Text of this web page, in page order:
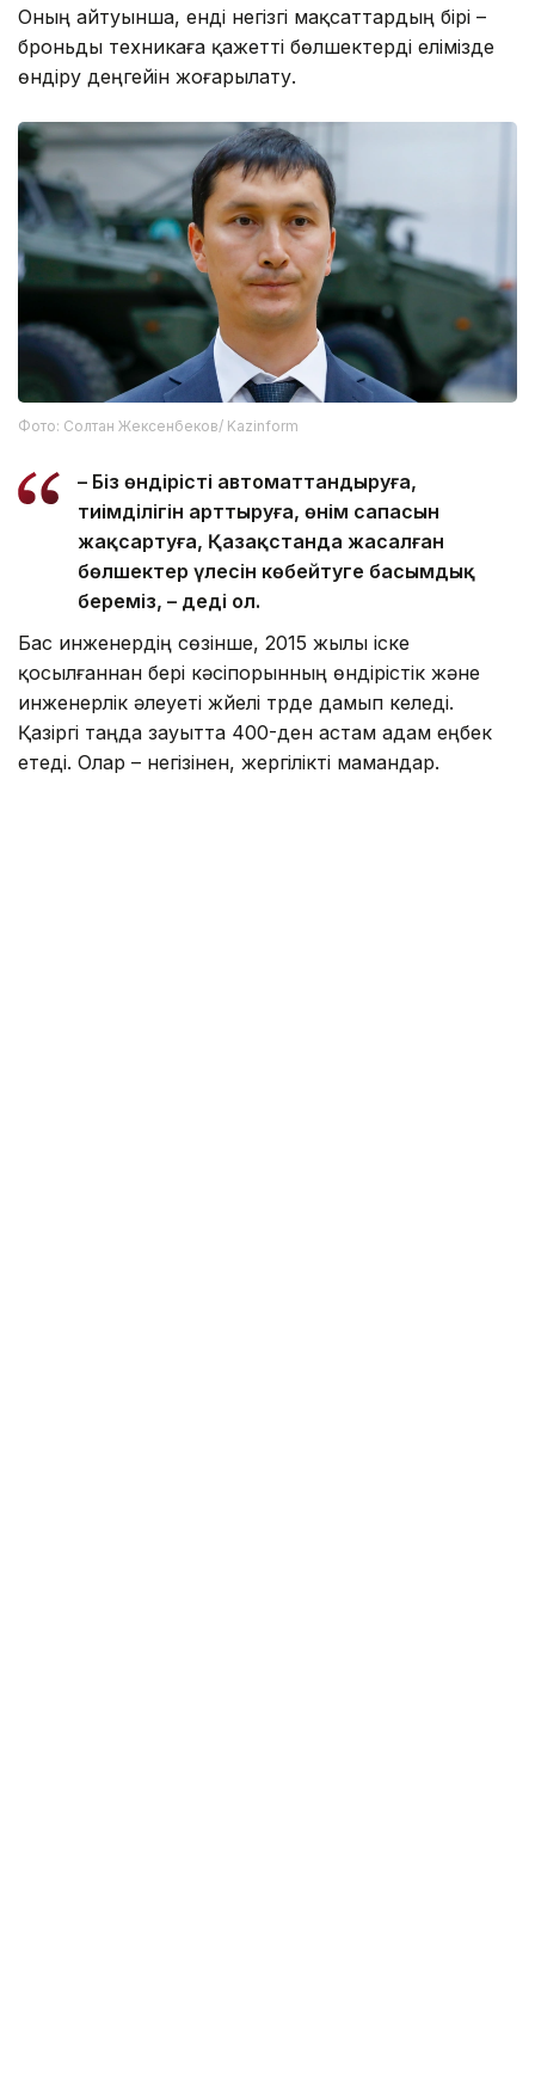
Оның айтуынша, енді негізгі мақсаттардың бірі –
броньды техникаға қажетті бөлшектерді елімізде
өндіру деңгейін жоғарылату.
Фото: Солтан Жексенбеков/ Kazinform
– Біз өндірісті автоматтандыруға,
тиімділігін арттыруға, өнім сапасын
жақсартуға, Қазақстанда жасалған
бөлшектер үлесін көбейтуге басымдық
береміз, – деді ол.
Бас инженердің сөзінше, 2015 жылы іске
қосылғаннан бері кәсіпорынның өндірістік және
инженерлік әлеуеті жүйелі түрде дамып келеді.
Қазіргі таңда зауытта 400-ден астам адам еңбек
етеді. Олар – негізінен, жергілікті мамандар.